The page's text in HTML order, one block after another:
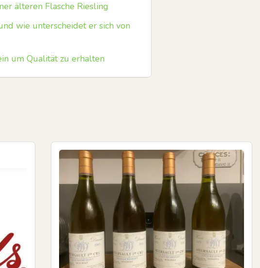
älteren Flasche Riesling
wie unterscheidet er sich von
um Qualität zu erhalten